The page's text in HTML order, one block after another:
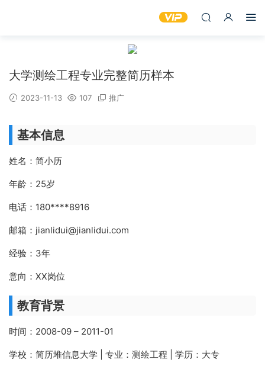
大学测绘工程专业完整简历样本
2023-11-13 107 推广
基本信息
姓名：简小历
年龄：25岁
电话：180****8916
邮箱：jianlidui@jianlidui.com
经验：3年
意向：XX岗位
教育背景
时间：2008-09 – 2011-01
学校：简历堆信息大学 | 专业：测绘工程 | 学历：大专